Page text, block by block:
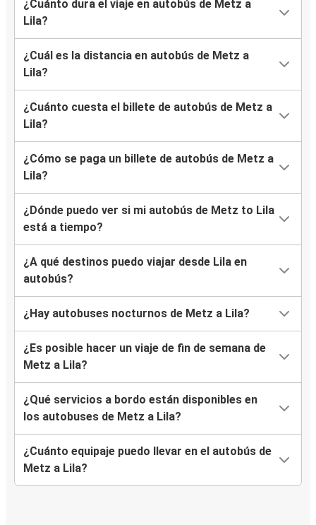
¿Cuánto dura el viaje en autobús de Metz a
Lila?
¿Cuál es la distancia en autobús de Metz a
Lila?
¿Cuánto cuesta el billete de autobús de Metz a
Lila?
¿Cómo se paga un billete de autobús de Metz a
Lila?
¿Dónde puedo ver si mi autobús de Metz to Lila
está a tiempo?
¿A qué destinos puedo viajar desde Lila en
autobús?
¿Hay autobuses nocturnos de Metz a Lila?
¿Es posible hacer un viaje de fin de semana de
Metz a Lila?
¿Qué servicios a bordo están disponibles en
los autobuses de Metz a Lila?
¿Cuánto equipaje puedo llevar en el autobús de
Metz a Lila?